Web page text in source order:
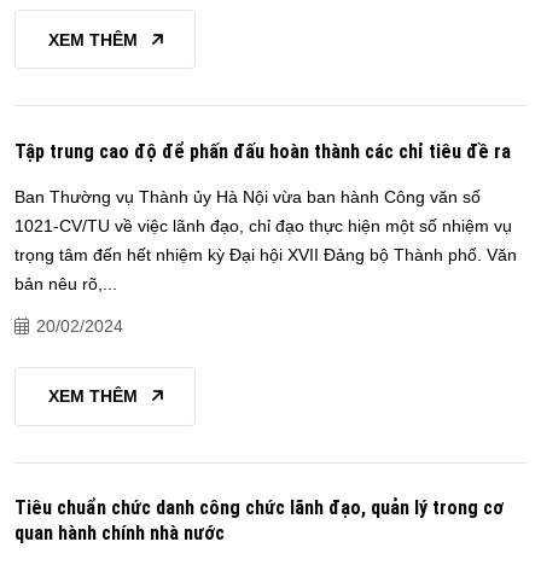
XEM THÊM
Tập trung cao độ để phấn đấu hoàn thành các chỉ tiêu đề ra
Ban Thường vụ Thành ủy Hà Nội vừa ban hành Công văn số
1021-CV/TU về việc lãnh đạo, chỉ đạo thực hiện một số nhiệm vụ
trọng tâm đến hết nhiệm kỳ Đại hội XVII Đảng bộ Thành phố. Văn
bản nêu rõ,...
20/02/2024
XEM THÊM
Tiêu chuẩn chức danh công chức lãnh đạo, quản lý trong cơ
quan hành chính nhà nước